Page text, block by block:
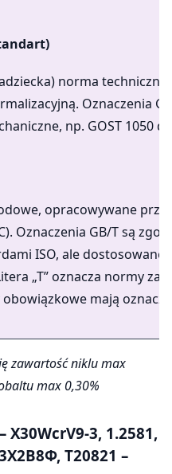
norma
Oznaczenia
np. GOST 1050
opracowywane
Oznaczenia GB/T są
ISO, ale dostosowane
„T” oznacza normy
mają
zawartość niklu max
max 0,30%
X30WcrV9-3, 1.2581,
T20821 –